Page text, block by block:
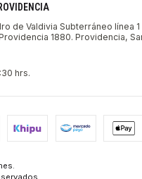
de Valdivia Subterráneo línea 1
1880. Providencia,
hrs.